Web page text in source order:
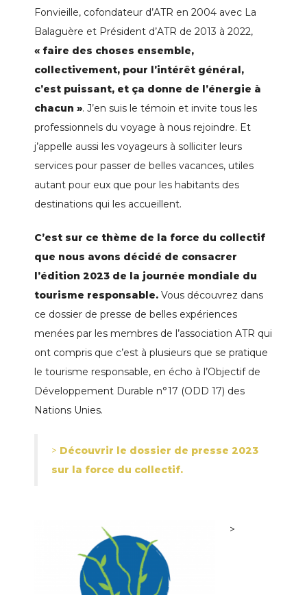
Fonvieille, cofondateur d’ATR en 2004 avec La
Balaguère et Président d’ATR de 2013 à 2022,
« faire des choses ensemble,
collectivement, pour l’intérêt général,
c’est puissant, et ça donne de l’énergie à
chacun ». J’en suis le témoin et invite tous les
professionnels du voyage à nous rejoindre. Et
j’appelle aussi les voyageurs à solliciter leurs
services pour passer de belles vacances, utiles
autant pour eux que pour les habitants des
destinations qui les accueillent.
C’est sur ce thème de la force du collectif
que nous avons décidé de consacrer
l’édition 2023 de la journée mondiale du
tourisme responsable. Vous découvrez dans
ce dossier de presse de belles expériences
menées par les membres de l’association ATR qui
ont compris que c’est à plusieurs que se pratique
le tourisme responsable, en écho à l’Objectif de
Développement Durable n°17 (ODD 17) des
Nations Unies.
> Découvrir le dossier de presse 2023
sur la force du collectif.
>